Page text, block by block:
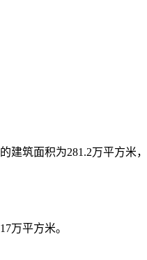
建筑面积为281.2万平方米
万平方米。